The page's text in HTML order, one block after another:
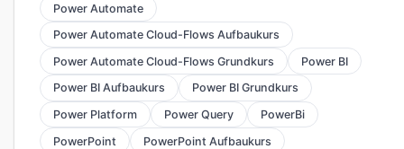
Power Automate
Power Automate Cloud-Flows Aufbaukurs
Power Automate Cloud-Flows Grundkurs
Power BI
Power BI Aufbaukurs
Power BI Grundkurs
Power Platform
Power Query
PowerBi
PowerPoint
PowerPoint Aufbaukurs